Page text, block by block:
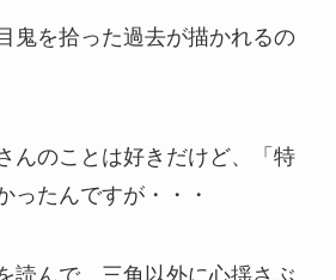
鬼を拾った過去が描かれるの
んのことは好きだけど、「特
ったんですが・・・